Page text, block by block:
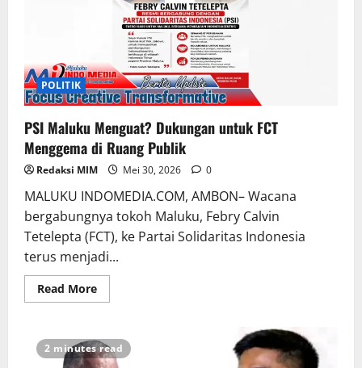
POLITIK
PSI Maluku Menguat? Dukungan untuk FCT
Menggema di Ruang Publik
Redaksi MIM Mei 30, 2026 0
MALUKU INDOMEDIA.COM, AMBON– Wacana
bergabungnya tokoh Maluku, Febry Calvin
Tetelepta (FCT), ke Partai Solidaritas Indonesia
terus menjadi...
Read More
2 minutes read